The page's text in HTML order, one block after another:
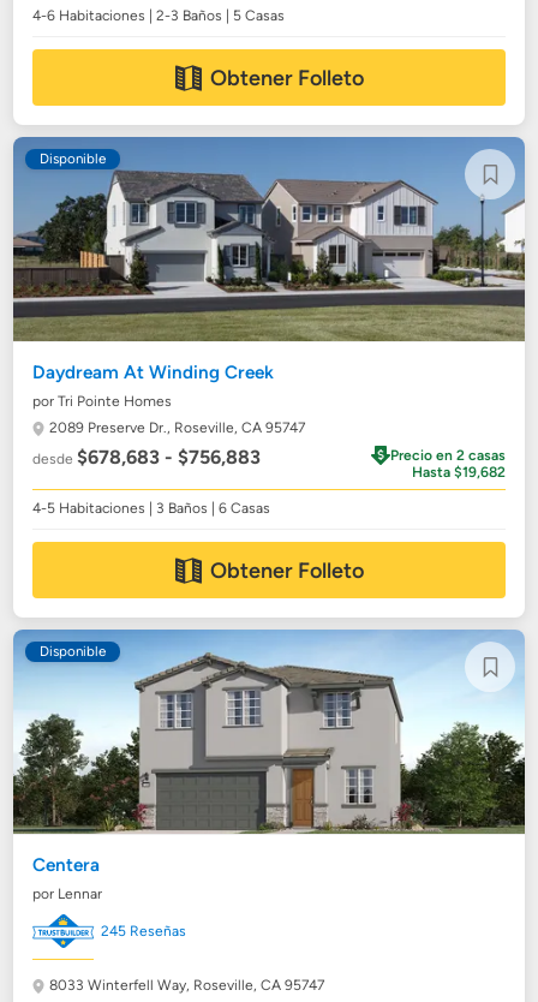
4-6 Habitaciones | 2-3 Baños | 5 Casas
Obtener Folleto
Disponible
Daydream At Winding Creek
por Tri Pointe Homes
2089 Preserve Dr., Roseville, CA 95747
desde$678,683 - $756,883
Precio en 2 casas
Hasta $19,682
4-5 Habitaciones | 3 Baños | 6 Casas
Obtener Folleto
Disponible
Centera
por Lennar
245 Reseñas
8033 Winterfell Way, Roseville, CA 95747